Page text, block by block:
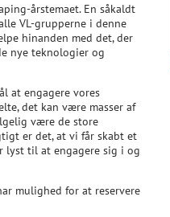
årstemaet. En såkaldt
VL-grupperne i denne
hinanden med det, der
nye teknologier og
at engagere vores
det kan være masser af
være de store
er det, at vi får skabt et
lyst til at engagere sig i og
mulighed for at reservere